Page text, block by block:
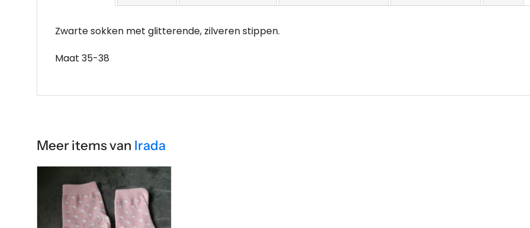
Zwarte sokken met glitterende, zilveren stippen.
Maat 35-38
Meer items van Irada